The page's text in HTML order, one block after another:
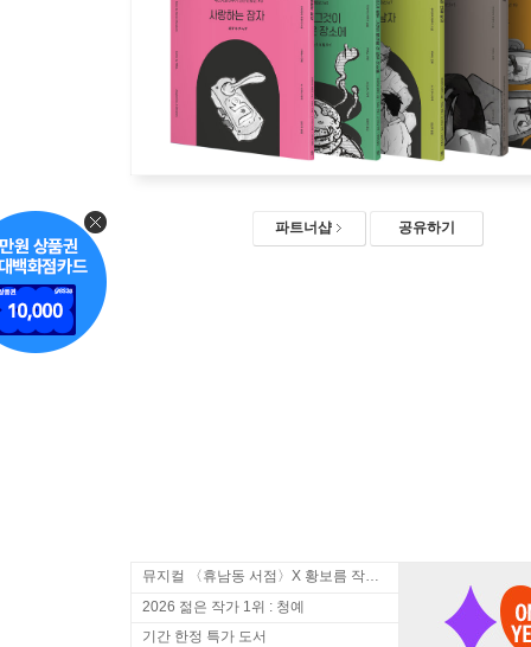
파트너샵 공유하기
뮤지컬 〈휴남동 서점〉X 황보름 작가 북토크
2026 젊은 작가 1위 : 청예
기간 한정 특가 도서